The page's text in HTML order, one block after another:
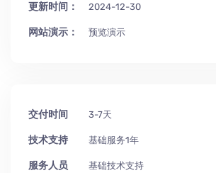
更新时间： 2024-12-30
网站演示： 预览演示
交付时间 3-7天
技术支持 基础服务1年
服务人员 基础技术支持